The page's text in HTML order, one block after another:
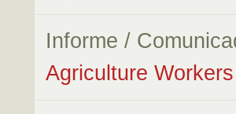
Informe /
Agriculture